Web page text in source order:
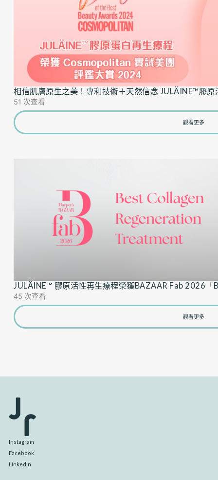
相信肌膚原生之美！專利技術＋天然信念 JULÄINE™膠
51 次查看
觀看更多
JULÄINE™ 膠原活性再生療程榮獲BAZAAR Fab 2026
45 次查看
觀看更多
Instagram
Facebook
LinkedIn